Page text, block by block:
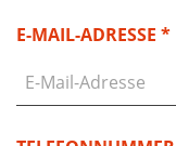
E-MAIL-ADRESSE *